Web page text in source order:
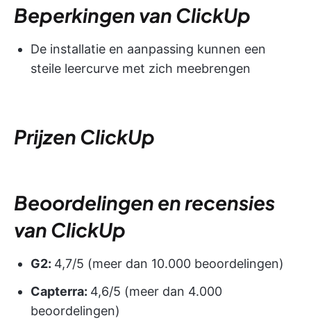
Beperkingen van ClickUp
De installatie en aanpassing kunnen een
steile leercurve met zich meebrengen
Prijzen ClickUp
Beoordelingen en recensies
van ClickUp
G2: 4,7/5 (meer dan 10.000 beoordelingen)
Capterra: 4,6/5 (meer dan 4.000
beoordelingen)